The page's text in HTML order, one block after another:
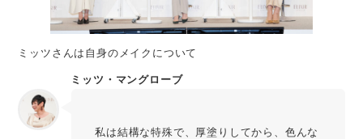
ミッツさんは自身のメイクについて
ミッツ・マングローブ
私は結構な特殊で、厚塗りしてから、色んな